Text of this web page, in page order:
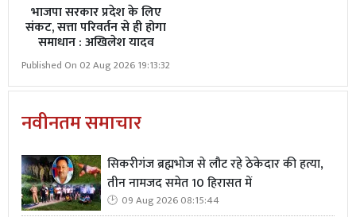
भाजपा सरकार प्रदेश के लिए
संकट, सत्ता परिवर्तन से ही होगा
समाधान : अखिलेश यादव
Published On 02 Aug 2026 19:13:32
नवीनतम समाचार
सिकरीगंज ब्रह्मभोज से लौट रहे ठेकेदार की हत्या,
तीन नामजद समेत 10 हिरासत में
09 Aug 2026 08:15:44